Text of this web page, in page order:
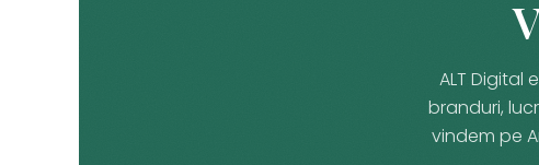
ALT Digital
branduri,
vindem pe